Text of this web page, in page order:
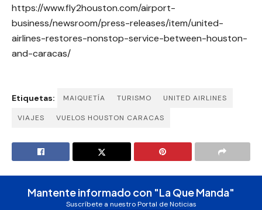
https://www.fly2houston.com/airport-
business/newsroom/press-releases/item/united-
airlines-restores-nonstop-service-between-houston-
and-caracas/
Etiquetas: MAIQUETÍA TURISMO UNITED AIRLINES
VIAJES VUELOS HOUSTON CARACAS
Mantente informado con "La Que Manda"
Suscríbete a nuestro Portal de Noticias